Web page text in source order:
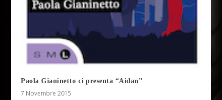
Paola Gianinetto ci presenta “Aidan”
7 Novembre 2015